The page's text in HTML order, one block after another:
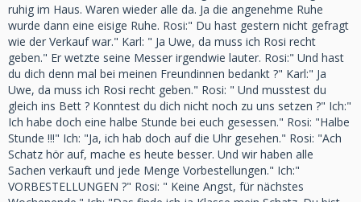
ruhig im Haus. Waren wieder alle da. Ja die angenehme Ruhe
wurde dann eine eisige Ruhe. Rosi:" Du hast gestern nicht gefragt
wie der Verkauf war." Karl: " Ja Uwe, da muss ich Rosi recht
geben." Er wetzte seine Messer irgendwie lauter. Rosi:" Und hast
du dich denn mal bei meinen Freundinnen bedankt ?" Karl:" Ja
Uwe, da muss ich Rosi recht geben." Rosi: " Und musstest du
gleich ins Bett ? Konntest du dich nicht noch zu uns setzen ?" Ich:"
Ich habe doch eine halbe Stunde bei euch gesessen." Rosi: "Halbe
Stunde !!!" Ich: "Ja, ich hab doch auf die Uhr gesehen." Rosi: "Ach
Schatz hör auf, mache es heute besser. Und wir haben alle
Sachen verkauft und jede Menge Vorbestellungen." Ich:"
VORBESTELLUNGEN ?" Rosi: " Keine Angst, für nächstes